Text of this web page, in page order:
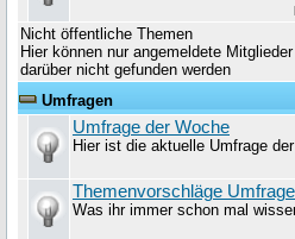
Nicht öffentliche Themen
Hier können nur angemeldete
darüber nicht gefunden werden
Umfragen
Umfrage der Woche
Hier ist die aktuelle Umfrage
Themenvorschläge
Was ihr immer schon mal